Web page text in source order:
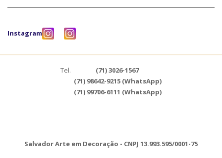
Instagram
Tel.
(71) 3026-1567
(71) 98642-9215 (WhatsApp)
(71) 99706-6111 (WhatsApp)
Salvador Arte em Decoração - CNPJ 13.993.595/0001-75